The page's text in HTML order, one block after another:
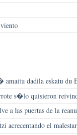
dadila eskatu du
s�lo quisieron
a las puertas de la
acrecentando el